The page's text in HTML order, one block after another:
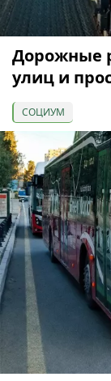
Дорожные
улиц и
СОЦИУМ